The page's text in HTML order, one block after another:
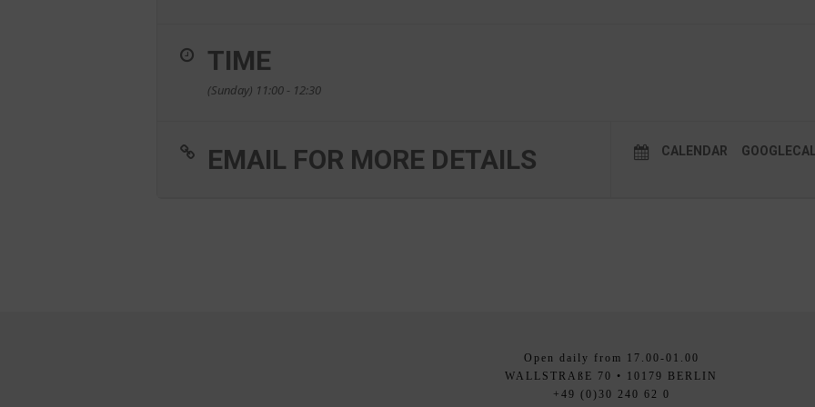
TIME
(Sunday) 11:00 - 12:30
EMAIL FOR MORE DETAILS CALENDAR
Open daily from 17.00-01.00
WALLSTRAßE 70 • 10179 BERLIN
+49 (0)30 240 62 0